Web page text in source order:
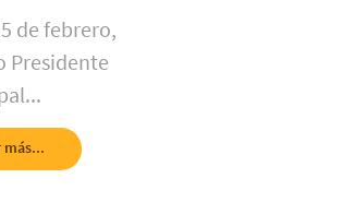
de febrero,
Presidente
más...